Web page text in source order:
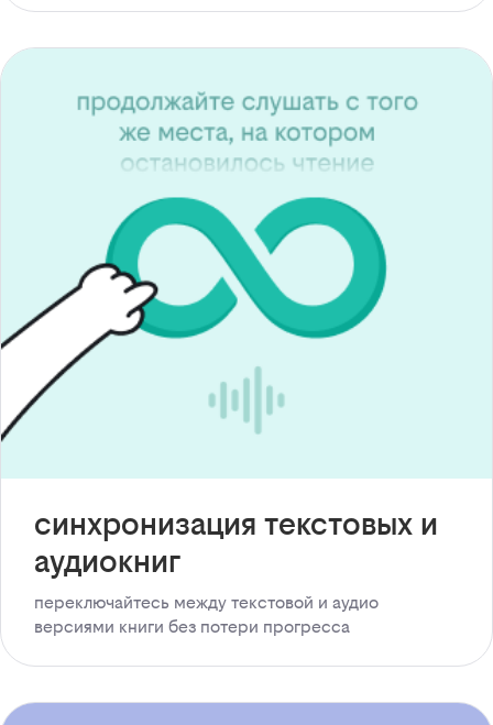
синхронизация текстовых и
аудиокниг
переключайтесь между текстовой и аудио
версиями книги без потери прогресса